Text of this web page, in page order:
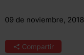
09 de noviembre, 2018
Compartir